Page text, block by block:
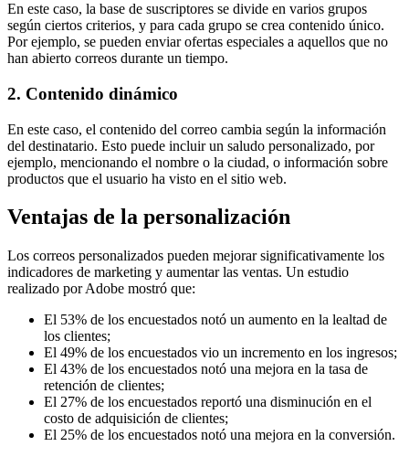
En este caso, la base de suscriptores se divide en varios grupos
según ciertos criterios, y para cada grupo se crea contenido único.
Por ejemplo, se pueden enviar ofertas especiales a aquellos que no
han abierto correos durante un tiempo.
2. Contenido dinámico
En este caso, el contenido del correo cambia según la información
del destinatario. Esto puede incluir un saludo personalizado, por
ejemplo, mencionando el nombre o la ciudad, o información sobre
productos que el usuario ha visto en el sitio web.
Ventajas de la personalización
Los correos personalizados pueden mejorar significativamente los
indicadores de marketing y aumentar las ventas. Un estudio
realizado por Adobe mostró que:
El 53% de los encuestados notó un aumento en la lealtad de
los clientes;
El 49% de los encuestados vio un incremento en los ingresos;
El 43% de los encuestados notó una mejora en la tasa de
retención de clientes;
El 27% de los encuestados reportó una disminución en el
costo de adquisición de clientes;
El 25% de los encuestados notó una mejora en la conversión.